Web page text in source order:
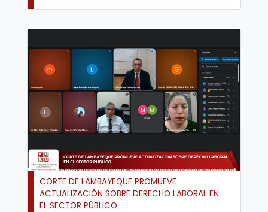
CORTE DE LAMBAYEQUE PROMUEVE
ACTUALIZACIÓN SOBRE DERECHO LABORAL EN
EL SECTOR PÚBLICO